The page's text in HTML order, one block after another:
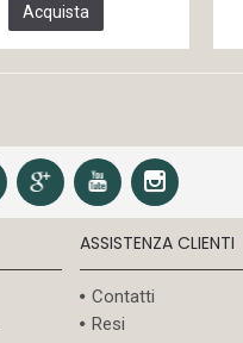
Acquista
ASSISTENZA CLIENTI
Contatti
Resi